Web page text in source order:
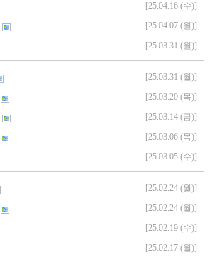
[25.04.16 (수)]
[25.04.07 (월)]
[25.03.31 (월)]
[25.03.31 (월)]
[25.03.20 (목)]
[25.03.14 (금)]
[25.03.06 (목)]
[25.03.05 (수)]
[25.02.24 (월)]
[25.02.24 (월)]
[25.02.19 (수)]
[25.02.17 (월)]